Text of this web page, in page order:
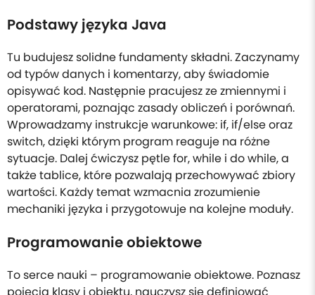
Podstawy języka Java
Tu budujesz solidne fundamenty składni. Zaczynamy
od typów danych i komentarzy, aby świadomie
opisywać kod. Następnie pracujesz ze zmiennymi i
operatorami, poznając zasady obliczeń i porównań.
Wprowadzamy instrukcje warunkowe: if, if/else oraz
switch, dzięki którym program reaguje na różne
sytuacje. Dalej ćwiczysz pętle for, while i do while, a
także tablice, które pozwalają przechowywać zbiory
wartości. Każdy temat wzmacnia zrozumienie
mechaniki języka i przygotowuje na kolejne moduły.
Programowanie obiektowe
To serce nauki – programowanie obiektowe. Poznasz